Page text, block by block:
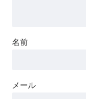
名前
メール